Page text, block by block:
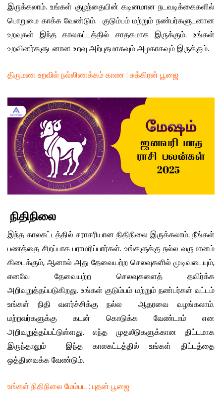
இருக்கலாம். உங்கள் குழந்தையின் கடினமான நடவடிக்கைகளில்
பொறுமை காக்க வேண்டும். குடும்பம் மற்றும் நண்பர்களுடனான
உறவுகள் இந்த காலகட்டத்தில் சாதகமாக இருக்கும். உங்கள்
உறவினர்களுடனான உறவு அற்புதமாகவும் அழகாகவும் இருக்கும்.
திருமண உறவில் நல்லிணக்கம் காண : சுக்கிரன் பூஜை
நிதிநிலை
இந்த காலகட்டத்தில் சராசரியான நிதிநிலை இருக்கலாம். நீங்கள்
பணத்தை சிறப்பாக பராமரிப்பார்கள். உங்களுக்கு நல்ல வருமானம்
கிடைக்கும், ஆனால் அது தேவையற்ற செலவுகளில் முடிவடையும்,
எனவே தேவையற்ற செலவுகளைத் தவிர்க்க
அறிவுறுத்தப்படுகிறது. உங்கள் குடும்பம் மற்றும் நண்பர்கள் வட்டம்
உங்கள் நிதி வளர்ச்சிக்கு நல்ல ஆதரவை வழங்கலாம்.
மற்றவர்களுக்கு கடன் கொடுக்க வேண்டாம் என
அறிவுறுத்தப்பட்டுள்ளது. எந்த முதலீடுகளுக்கான திட்டமாக
இருந்தாலும் இந்த காலகட்டத்தில் உங்கள் திட்டத்தை
ஒத்திவைக்க வேண்டும்.
உங்கள் நிதிநிலை மேம்பட : புதன் பூஜை